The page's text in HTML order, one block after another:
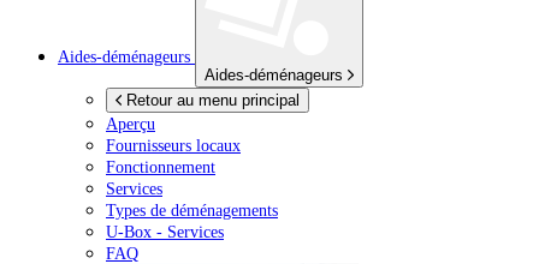
Aides-déménageurs
Aides-déménageurs
Retour au menu principal
Aperçu
Fournisseurs locaux
Fonctionnement
Services
Types de déménagements
U-Box - Services
FAQ